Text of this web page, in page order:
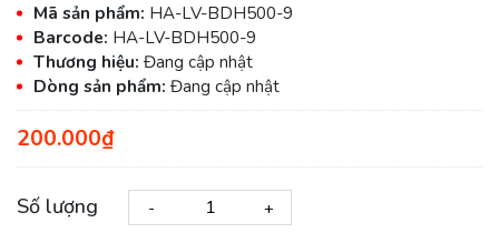
Mã sản phẩm: HA-LV-BDH500-9
Barcode: HA-LV-BDH500-9
Thương hiệu: Đang cập nhật
Dòng sản phẩm: Đang cập nhật
200.000₫
Số lượng - +